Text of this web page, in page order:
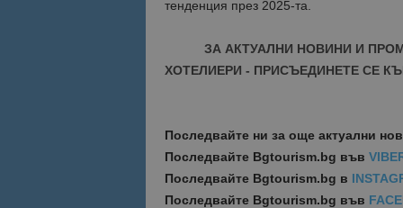
тенденция през 2025-та.
ЗА АКТУАЛНИ НОВИНИ И
ХОТЕЛИЕРИ - ПРИСЪЕДИНЕТЕ СЕ
Последвайте ни за още актуални
Последвайте Bgtourism.bg във
Последвайте Bgtourism.bg в
Последвайте Bgtourism.bg във
Име
is_visitor_unique
is_unique
_ga_B09EBBY8PY